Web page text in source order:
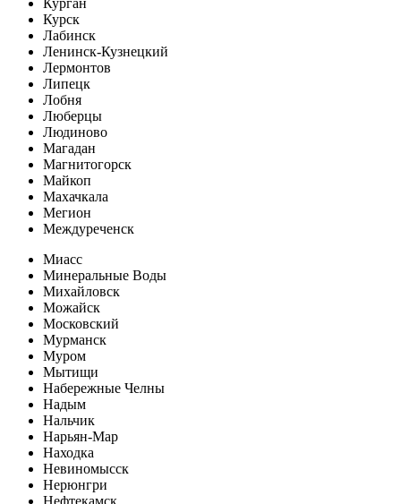
Курск
Лабинск
Ленинск-Кузнецкий
Лермонтов
Липецк
Лобня
Люберцы
Людиново
Магадан
Магнитогорск
Майкоп
Махачкала
Мегион
Междуреченск
Миасс
Минеральные Воды
Михайловск
Можайск
Московский
Мурманск
Муром
Мытищи
Набережные Челны
Надым
Нальчик
Нарьян-Мар
Находка
Невиномысск
Нерюнгри
Нефтекамск